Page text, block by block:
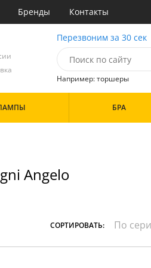
Бренды Контакты
Перезвоним за 30 сек
Например: торшеры
БРА
Angelo
СОРТИРОВАТЬ: